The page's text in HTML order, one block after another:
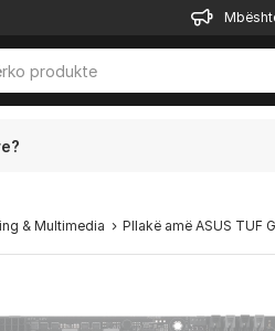
& Multimedia Pllakë amë ASUS TUF